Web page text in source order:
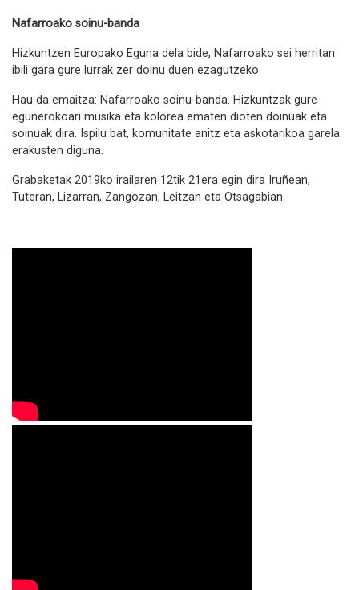
Nafarroako soinu-banda
Hizkuntzen Europako Eguna dela bide, Nafarroako sei herritan
ibili gara gure lurrak zer doinu duen ezagutzeko.
Hau da emaitza: Nafarroako soinu-banda. Hizkuntzak gure
egunerokoari musika eta kolorea ematen dioten doinuak eta
soinuak dira. Ispilu bat, komunitate anitz eta askotarikoa garela
erakusten diguna.
Grabaketak 2019ko irailaren 12tik 21era egin dira Iruñean,
Tuteran, Lizarran, Zangozan, Leitzan eta Otsagabian.